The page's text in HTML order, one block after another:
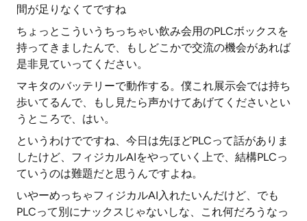
間が足りなくてですね
ちょっとこういうちっちゃい飲み会用のPLCボックスを
持ってきましたんで、もしどこかで交流の機会があれば
是非見ていってください。
マキタのバッテリーで動作する。僕これ展示会では持ち
歩いてるんで、もし見たら声かけてあげてくださいとい
うところで、はい。
というわけでですね、今日は先ほどPLCって話がありま
したけど、フィジカルAIをやっていく上で、結構PLCっ
ていうのは難題だと思うんですよね。
いやーめっちゃフィジカルAI入れたいんだけど、でも
PLCって別にナックスじゃないしな、これ何だろうなっ